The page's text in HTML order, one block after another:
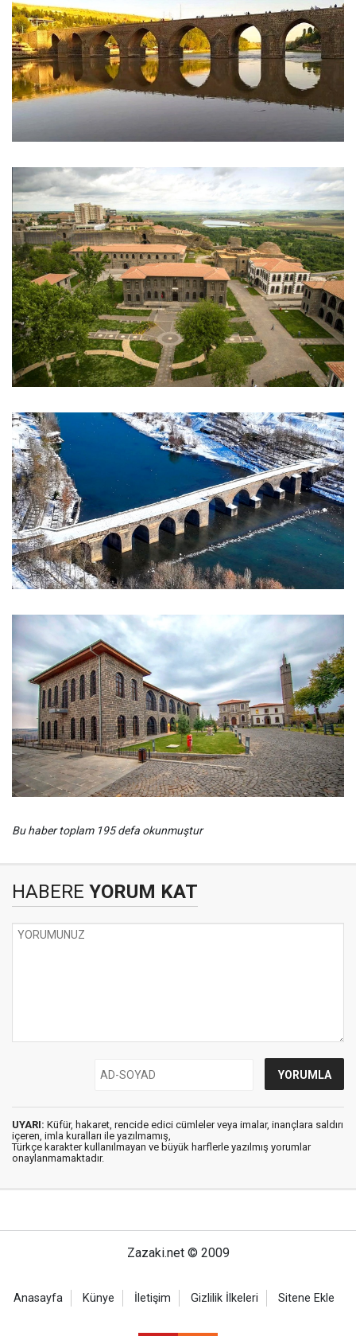
Bu haber toplam 195 defa okunmuştur
HABERE YORUM KAT
UYARI: Küfür, hakaret, rencide edici cümleler veya imalar, inançlara saldırı
içeren, imla kuralları ile yazılmamış,
Türkçe karakter kullanılmayan ve büyük harflerle yazılmış yorumlar
onaylanmamaktadır.
Zazaki.net © 2009
Anasayfa Künye İletişim Gizlilik İlkeleri Sitene Ekle